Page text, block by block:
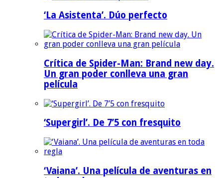
‘La Asistenta’. Dúo perfecto
Crítica de Spider-Man: Brand new day.
Un gran poder conlleva una gran
película
‘Supergirl’. De 7’5 con fresquito
‘Vaiana’. Una película de aventuras en